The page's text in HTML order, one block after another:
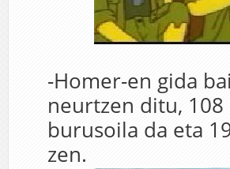
-Homer-en gida
neurtzen ditu,
burusoila da eta
zen.